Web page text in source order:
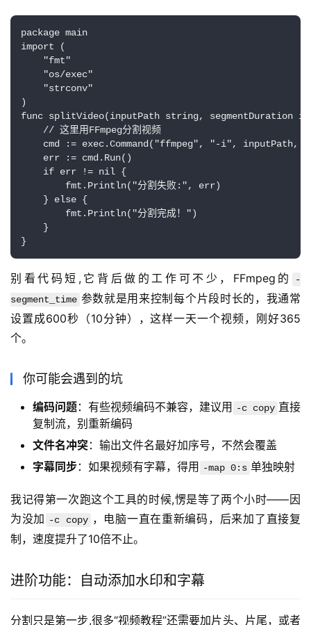
package main
import (
    "fmt"
    "os/exec"
    "strconv"
)
func splitVideo(inputPath string, segmentDuration
    // 这里用FFmpeg分割视频
cmd := exec.Command("ffmpeg", "-i", inputPath,
    err := cmd.Run()
    if err != nil {
        fmt.Println("分割失败:", err)
    } else {
        fmt.Println("分割完成！")
    }
}
别看代码短,它背后做的工作可不少，FFmpeg的
-
segment_time 参数就是用来控制每个片段时长的，我通常
设置成600秒（10分钟），这样一天一个视频，刚好365
个。
你可能会遇到的坑
编码问题：有些视频编码不兼容，建议用 -c copy 直接
复制流，别重新编码
文件名冲突：输出文件名最好加序号，不然会覆盖
字幕同步：如果视频有字幕，得用 -map 0:s 单独映射
我记得第一次跑这个工具的时候,愣是等了两个小时——因
为没加 -c copy ，电脑一直在重新编码，后来加了直接复
制，速度提升了10倍不止。
进阶功能：自动添加水印和字幕
分割只是第一步,很多“视频教程”还需要加片头、片尾，或者